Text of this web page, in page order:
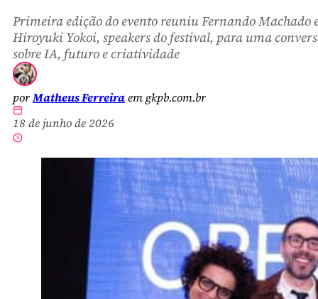
Primeira edição do evento reuniu Fernando Machado
Hiroyuki Yokoi, speakers do festival, para uma
sobre IA, futuro e criatividade
porMatheus Ferreiraem gkpb.com.br
18 de junho de 2026